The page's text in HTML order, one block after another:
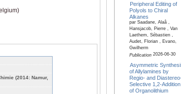
(2014: Namur,
Peripheral Editing of
Polyols to Chiral
Alkanes
par Saadane, Alaâ ,
Hansjacob, Pierre , Van
Laethem, Sébastien ,
Audet, Florian , Evano,
Gwilherm
Publication2026-06-30
Asymmetric
of Allylamines by
Regio- and
Selective 1,2-Addition
of Organolithium